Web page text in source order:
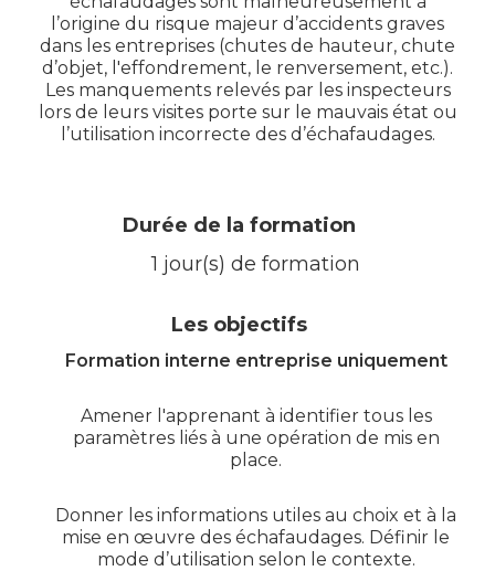
l’origine du risque majeur d’accidents graves
dans les entreprises (chutes de hauteur, chute
d’objet, l'effondrement, le renversement, etc.).
Les manquements relevés par les inspecteurs
lors de leurs visites porte sur le mauvais état ou
l’utilisation incorrecte des d’échafaudages.
Durée de la formation
1 jour(s) de formation
Les objectifs
Formation interne entreprise uniquement
Amener l'apprenant à identifier tous les
paramètres liés à une opération de mis en
place.
Donner les informations utiles au choix et à la
mise en œuvre des échafaudages. Définir le
mode d’utilisation selon le contexte.